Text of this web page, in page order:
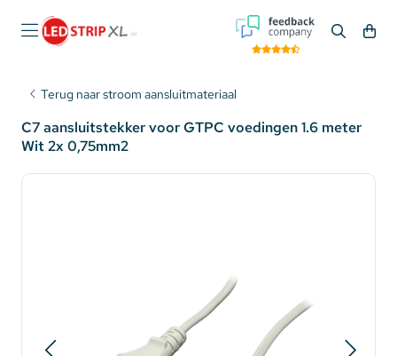
Terug naar stroom aansluitmateriaal
C7 aansluitstekker voor GTPC voedingen 1.6 meter
Wit 2x 0,75mm2